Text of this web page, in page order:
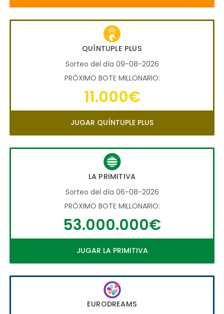
QUÍNTUPLE PLUS
Sorteo del día 09-08-2026
PRÓXIMO BOTE MILLONARIO:
11.000€
JUGAR QUÍNTUPLE PLUS
LA PRIMITIVA
Sorteo del día 06-08-2026
PRÓXIMO BOTE MILLONARIO:
53.000.000€
JUGAR LA PRIMITIVA
EURODREAMS